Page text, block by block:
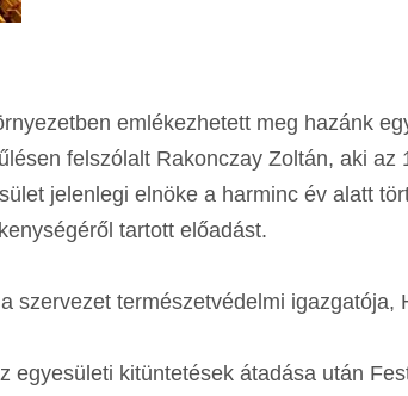
emlékezhetett meg hazánk
felszólalt Rakonczay Zoltán, aki
jelenlegi elnöke a harminc év alatt
tartott előadást.
szervezet természetvédelmi igazgatója,
egyesületi kitüntetések átadása után